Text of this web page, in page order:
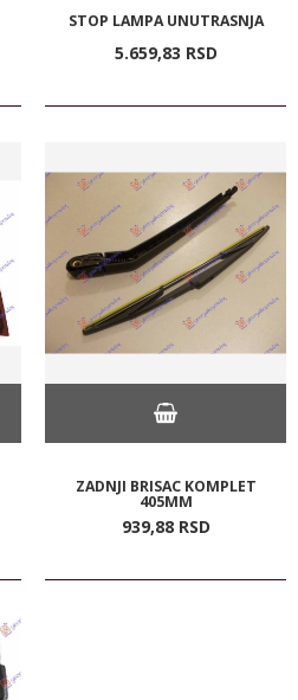
STOP LAMPA UNUTRASNJA
5.659,83 RSD
ZADNJI BRISAC KOMPLET
405MM
939,88 RSD